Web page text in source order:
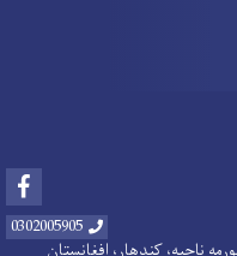
0302005905